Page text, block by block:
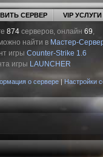
СЕРВЕР VIP УСЛУГИ
874 серверов, онлайн 69,
найти в Мастер-
игры Counter-Strike 1.6
игры LAUNCHER
о сервере| Настройки